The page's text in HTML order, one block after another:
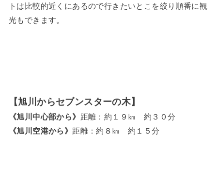
トは比較的近くにあるので行きたいとこを絞り順番に観
光もできます。
【旭川からセブンスターの木】
《旭川中心部から》 距離：約１９㎞ 約３０分
《旭川空港から》 距離：約８㎞ 約１５分